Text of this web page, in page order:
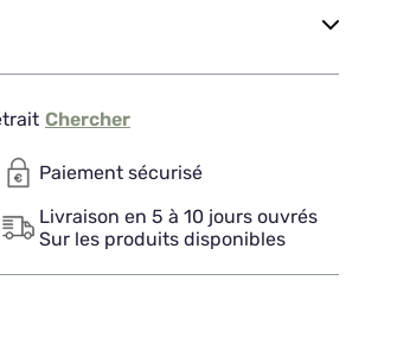
Chercher
Paiement sécurisé
Livraison en 5 à 10 jours ouvrés
Sur les produits disponibles